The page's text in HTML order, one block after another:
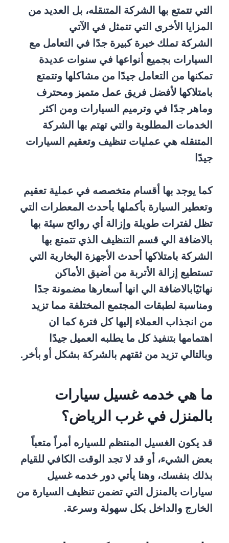
التي تتمتع بها الشركة المتنقله، بل العديد من
المزايا الأخرى التي تتمثل في الآتي
الشركة تملك خبرة كبيرة جدًا في التعامل مع
السيارات بجميع أنواعها في سنوات عديدة
تمكنها من التعامل جيدًا من مشاكلها وتتمتع
بامتلاكها لأفضل فريق عمل متميز ومحترف
وماهر جدًا في وترميم السيارات ومن اكثر
الخدمات المطلوبة والتي تهتم بها الشركة
المتنقله هي عمليات تنظيف وتعقيم السيارات
جيدًا
كما يوجد بها أقسام متخصصه في عملية تعقيم
وتعطير السيارة بأكملها بأحدث المعطرات التي
تظل لفترات طويلة وإزالة أي روائح سيئة بها
بالاضافة الي قسم التنظيف الذي تتمتع بها
الشركة بامتلاكها أحدث الأجهزة البخارية التي
تستطيع إزالة الأتربة من أضيق الأماكن
نهائيًابالاضافة الي انها أسعارها مضمونة جدًا
ومناسبة لطبقات المجتمع المختلفة مما تزيد
من انجذاب العملاء إليها كل فترة كما ان
اهتمامها بتنفيذ كل ما يطلبه العميل جيدًا
وبالتالي تزيد من ثقتهم بالشركة بشكل أو بأخر.
ما هي خدمه غسيل سيارات
بالمنزل في غرب الرياض؟
قد يكون الغسيل المنتظم للسياره أمراً متعباً
بعض الشيء، أو قد لا تجد الوقت الكافي للقيام
بذلك بنفسك، وهنا يأتي دور خدمه غسيل
سيارات بالمنزل التي تضمن تنظيف السيارة من
الخارج والداخل بكل سهولة وسرعة.